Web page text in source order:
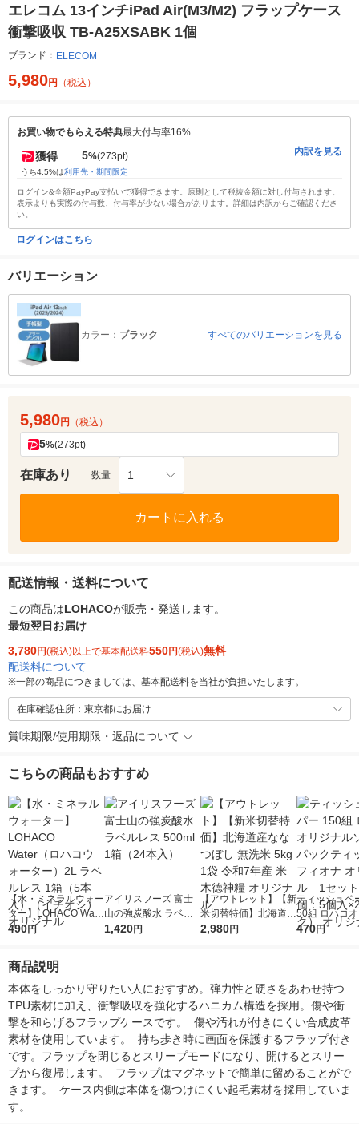
エレコム 13インチiPad Air(M3/M2) フラップケース
衝撃吸収 TB-A25XSABK 1個
ブランド： ELECOM
5,980円 （税込）
お買い物でもらえる特典最大付与率16%
獲得 5%(273pt)
うち4.5%は利用先・期間限定
内訳を見る
ログイン&全額PayPay支払いで獲得できます。原則として税抜金額に対し付与されます。
表示よりも実際の付与数、付与率が少ない場合があります。詳細は内訳からご確認くださ
い。
ログインはこちら
バリエーション
カラー： ブラック すべてのバリエーションを見る
5,980円 （税込）
5%(273pt)
在庫あり 数量 1
カートに入れる
配送情報・送料について
この商品はLOHACOが販売・発送します。
最短翌日お届け
3,780円(税込)以上で基本配送料550円(税込)無料
配送料について
※一部の商品につきましては、基本配送料を当社が負担いたします。
在庫確認住所：東京都にお届け
賞味期限/使用期限・返品について
こちらの商品もおすすめ
【水・ミネラルウォー
ター】LOHACO Wate
r（ロハコウォータ
シ） オリジナル
490円
アイリスフーズ 富士
山の強炭酸水 ラベル
レス 500ml 1箱（24
1,420円
【アウトレット】【新
米切替特価】北海道産
ななつぼし 無洗米 5k
2,980円
ティッシュペ
50組 ロハコ
ルソフトパッ
オリジナル
470円
商品説明
本体をしっかり守りたい人におすすめ。弾力性と硬さをあわせ持つ
TPU素材に加え、衝撃吸収を強化するハニカム構造を採用。傷や衝
撃を和らげるフラップケースです。  傷や汚れが付きにくい合成皮革
素材を使用しています。  持ち歩き時に画面を保護するフラップ付き
です。フラップを閉じるとスリープモードになり、開けるとスリー
プから復帰します。  フラップはマグネットで簡単に留めることがで
きます。  ケース内側は本体を傷つけにくい起毛素材を採用していま
す。